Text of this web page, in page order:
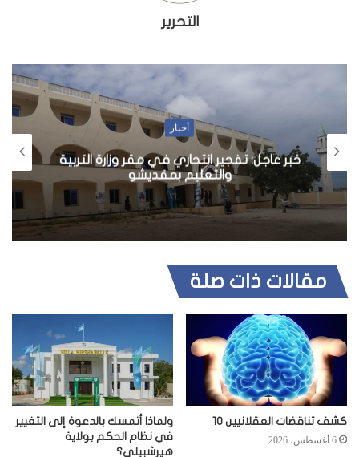
التحرير
أخبار
خبر عاجل: تفجير انتحاري في مقر وزارة التربية
والتعليم بمقديشو
مقالات ذات صلة
كشف تناقضات العقلانيين 10
6 أغسطس، 2026
ولماذا أتمسك بالدعوة إلى التغيير
في نظام الحكم بولاية
هيرشبيلي؟